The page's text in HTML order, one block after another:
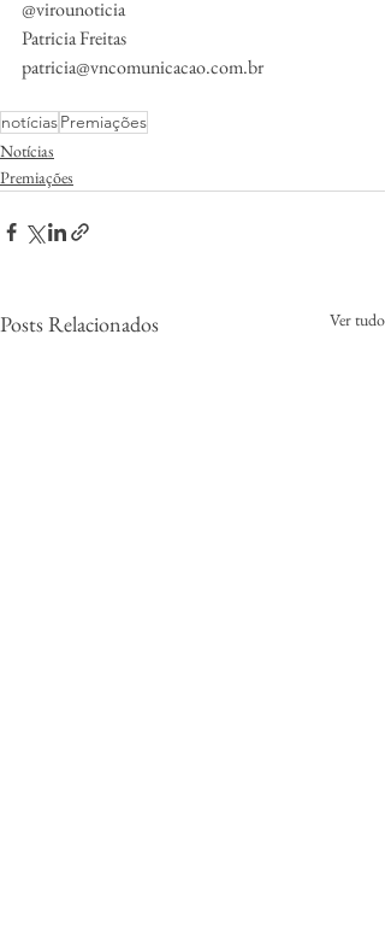
@virounoticia
Patricia Freitas
patricia@vncomunicacao.com.br
notíciasPremiações
Notícias
Premiações
Posts Relacionados Ver tudo